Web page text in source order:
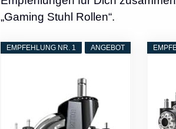
„Gaming Stuhl Rollen“.
ANGEBOT
EMPFEHLUNG NR. 1